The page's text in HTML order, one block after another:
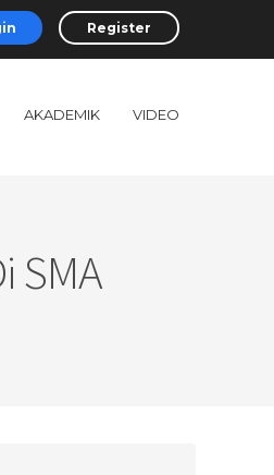
Register
AKADEMIK VIDEO
SMA